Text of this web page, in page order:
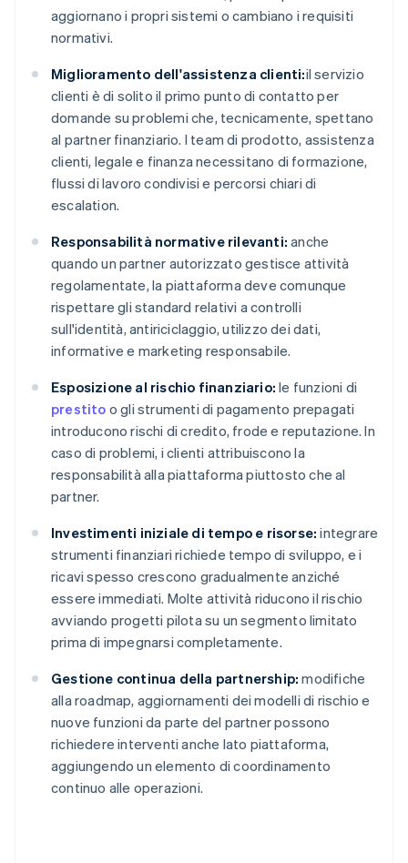
aggiornano i propri sistemi o cambiano i requisiti
normativi.
Miglioramento dell'assistenza clienti:il servizio
clienti è di solito il primo punto di contatto per
domande su problemi che, tecnicamente, spettano
al partner finanziario. I team di prodotto, assistenza
clienti, legale e finanza necessitano di formazione,
flussi di lavoro condivisi e percorsi chiari di
escalation.
Responsabilità normative rilevanti: anche
quando un partner autorizzato gestisce attività
regolamentate, la piattaforma deve comunque
rispettare gli standard relativi a controlli
sull'identità, antiriciclaggio, utilizzo dei dati,
informative e marketing responsabile.
Esposizione al rischio finanziario: le funzioni di
prestito o gli strumenti di pagamento prepagati
introducono rischi di credito, frode e reputazione. In
caso di problemi, i clienti attribuiscono la
responsabilità alla piattaforma piuttosto che al
partner.
Investimenti iniziale di tempo e risorse: integrare
strumenti finanziari richiede tempo di sviluppo, e i
ricavi spesso crescono gradualmente anziché
essere immediati. Molte attività riducono il rischio
avviando progetti pilota su un segmento limitato
prima di impegnarsi completamente.
Gestione continua della partnership: modifiche
alla roadmap, aggiornamenti dei modelli di rischio e
nuove funzioni da parte del partner possono
richiedere interventi anche lato piattaforma,
aggiungendo un elemento di coordinamento
continuo alle operazioni.